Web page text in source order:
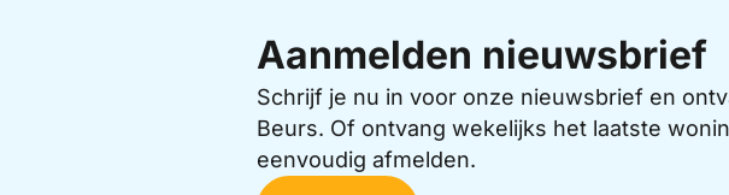
Aanmelden nieuwsbrief
Schrijf je nu in voor onze nieuwsbrief en
Beurs. Of ontvang wekelijks het laatste
eenvoudig afmelden.